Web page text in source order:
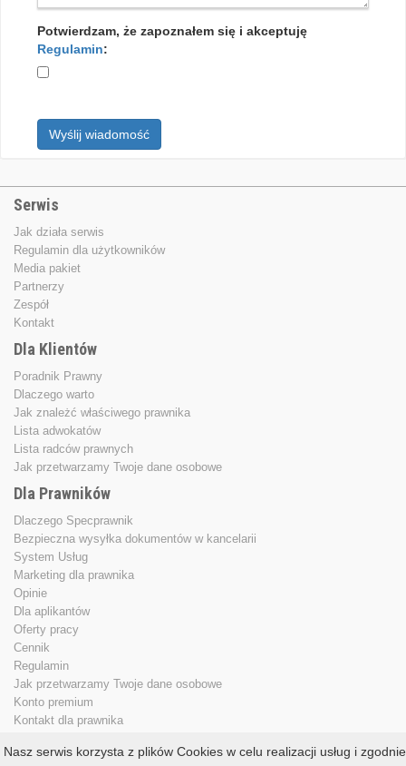
Potwierdzam, że zapoznałem się i akceptuję
Regulamin:
Wyślij wiadomość
Serwis
Jak działa serwis
Regulamin dla użytkowników
Media pakiet
Partnerzy
Zespół
Kontakt
Dla Klientów
Poradnik Prawny
Dlaczego warto
Jak znależć właściwego prawnika
Lista adwokatów
Lista radców prawnych
Jak przetwarzamy Twoje dane osobowe
Dla Prawników
Dlaczego Specprawnik
Bezpieczna wysyłka dokumentów w kancelarii
System Usług
Marketing dla prawnika
Opinie
Dla aplikantów
Oferty pracy
Cennik
Regulamin
Jak przetwarzamy Twoje dane osobowe
Konto premium
Kontakt dla prawnika
Copyright © 2013 - 2026specprawnik.pl
Nasz serwis korzysta z plików Cookies w celu realizacji usług i